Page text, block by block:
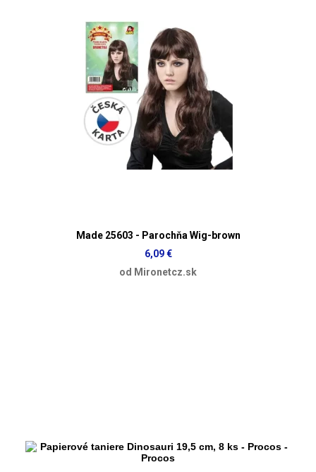
Made 25603 - Parochňa Wig-brown
6,09 €
od Mironetcz.sk